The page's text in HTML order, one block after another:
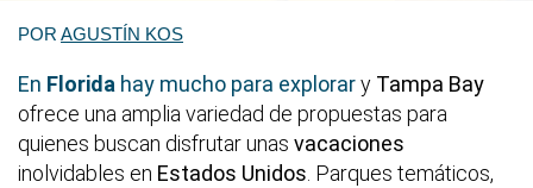
POR AGUSTÍN KOS
En Florida hay mucho para explorary Tampa Bay
ofrece una amplia variedad de propuestas para
quienes buscan disfrutar unas vacaciones
inolvidables en Estados Unidos . Parques temáticos,